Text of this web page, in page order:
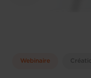
Webinaire